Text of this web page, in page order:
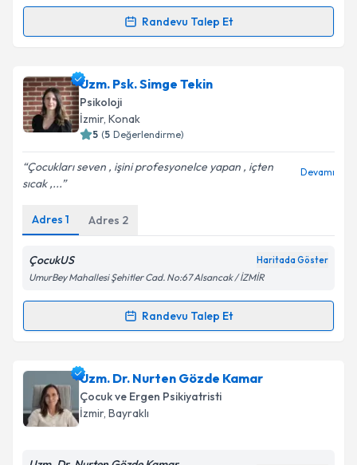
Kişisel verilerimin işlenmesine ilişkinAydınlatma
'ni okudum ve kişisel verilerimin belirtilen
kapsamda işlenmesini kabul ediyorum.
Takvim Talebini Gönder
Randevu Talep Et
Randevu Takvimi Talebi
Klinik Psikolog Bahar Dayaniçin randevu takvimi
talebi oluşturun. Size bu uzmandan randevu almanız
için bir takvim hazırlandığında e-posta ile
bilgilendireceğiz.
E-posta Adresiniz
Kişisel verilerimin işlenmesine ilişkinAydınlatma
'ni okudum ve kişisel verilerimin belirtilen
kapsamda işlenmesini kabul ediyorum.
Takvim Talebini Gönder
Uzm. Psk. Simge Tekin
Psikoloji
İzmir, Konak
5 (5 Değerlendirme)
Çocukları seven , işini profesyonelce yapan , içten
sıcak ,...
Devamı
Adres 1 Adres 2
ÇocukUS Haritada Göster
UmurBey Mahallesi Şehitler Cad. No:67 Alsancak / İZMİR
Randevu Talep Et
Randevu Takvimi Talebi
Uzm. Psk. Simge Tekin için randevu takvimi talebi
oluşturun. Size bu uzmandan randevu almanız için bir
takvim hazırlandığında e-posta ile bilgilendireceğiz.
Uzm. Dr. Nurten Gözde Kamar
Çocuk ve Ergen Psikiyatristi
İzmir, Bayraklı